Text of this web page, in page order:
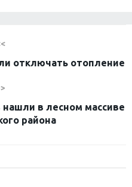
отключать отопление
в лесном массиве
района